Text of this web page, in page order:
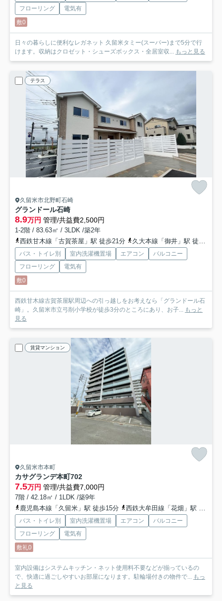
フローリング
電気有
敷0
日々の暮らしに便利なレガネット 久留米タミー(スーパー)まで5分で行
けます。収納はクロゼット・シューズボックス・全居室収... もっと見る
テラス
久留米市北野町石崎
グランドール石崎
8.9万円 管理/共益費2,500円
1-2階 / 83.63㎡ / 3LDK /築2年
西鉄甘木線「古賀茶屋」駅 徒歩21分
久大本線「御井」駅 徒歩33分
バス・トイレ別 室内洗濯機置場 エアコン
バルコニー
フローリング
電気有
敷0
西鉄甘木線古賀茶屋駅周辺への引っ越しをお考えなら「グランドール石
崎」。久留米市立弓削小学校が徒歩3分のところにあり、お子... もっと
見る
賃貸マンション
久留米市本町
カサグランデ本町702
7.5万円 管理/共益費7,000円
7階 / 42.18㎡ / 1LDK /築9年
鹿児島本線「久留米」駅 徒歩15分
西鉄大牟田線「花畑」駅 徒歩17分
バス・トイレ別 室内洗濯機置場 エアコン
バルコニー
フローリング
電気有
敷礼0
室内設備はシステムキッチン・ネット使用料不要などが揃っているの
で、快適に過ごしやすいお部屋になります。駐輪場付きの物件で... もっ
と見る